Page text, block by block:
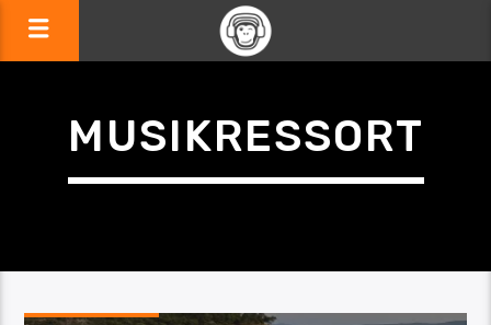
MUSIKRESSORT